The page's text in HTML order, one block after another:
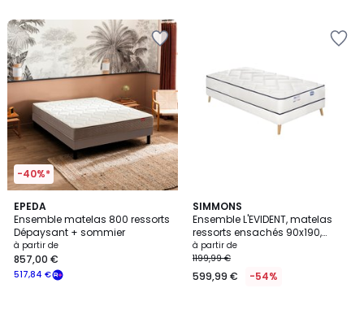
-40%*
EPEDA
Ensemble matelas 800 ressorts
Dépaysant + sommier
à partir de
517,84 €
857,00 €
SIMMONS
Ensemble L'EVIDENT, matelas
ressorts ensachés 90x190,
ferme, H23 + sommier
à partir de
1199,99 €
599,99 € -54%